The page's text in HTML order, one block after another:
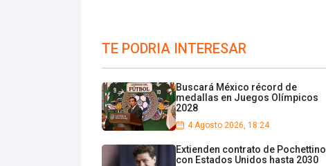
TE PODRIA INTERESAR
Buscará México récord de
medallas en Juegos Olímpicos
2028
4 Agosto 2026, 18:24
Extienden contrato de Pochettino
con Estados Unidos hasta 2030